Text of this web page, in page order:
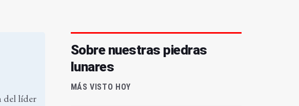
del líder
Sobre nuestras piedras
lunares
MÁS VISTO HOY